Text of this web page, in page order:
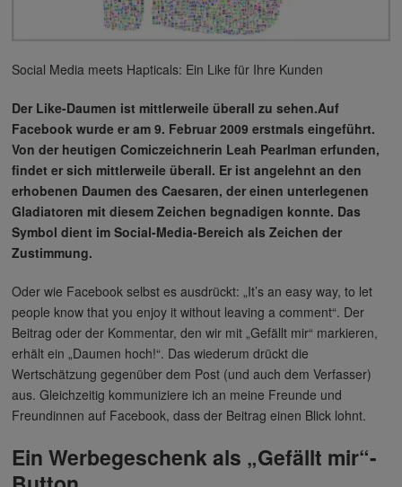
Social Media meets Hapticals: Ein Like für Ihre Kunden
Der Like-Daumen ist mittlerweile überall zu sehen.Auf
Facebook wurde er am 9. Februar 2009 erstmals eingeführt.
Von der heutigen Comiczeichnerin Leah Pearlman erfunden,
findet er sich mittlerweile überall. Er ist angelehnt an den
erhobenen Daumen des Caesaren, der einen unterlegenen
Gladiatoren mit diesem Zeichen begnadigen konnte. Das
Symbol dient im Social-Media-Bereich als Zeichen der
Zustimmung.
Oder wie Facebook selbst es ausdrückt: „It’s an easy way, to let
people know that you enjoy it without leaving a comment“. Der
Beitrag oder der Kommentar, den wir mit „Gefällt mir“ markieren,
erhält ein „Daumen hoch!“. Das wiederum drückt die
Wertschätzung gegenüber dem Post (und auch dem Verfasser)
aus. Gleichzeitig kommuniziere ich an meine Freunde und
Freundinnen auf Facebook, dass der Beitrag einen Blick lohnt.
Ein Werbegeschenk als „Gefällt mir“-